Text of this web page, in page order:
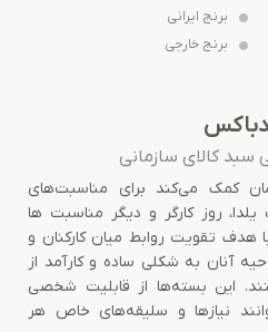
برنج ایرانی
برنج خارجی
کالای سازمانی
کمک می‌کند برای مناسبت‌های
روز کارگر و دیگر مناسبت ها
هدف تقویت روابط میان کارکنان و
آنان به شکلی ساده و کارآمد از
این بسته‌ها از قابلیت شخصی
نیازها و سلیقه‌های خاص هر